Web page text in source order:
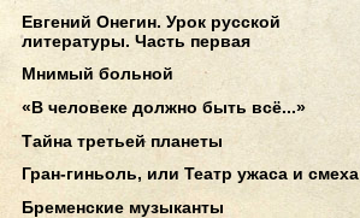
Евгений Онегин. Урок русской
литературы. Часть первая
Мнимый больной
«В человеке должно быть всё...»
Тайна третьей планеты
Гран-гиньоль, или Театр ужаса и смеха
Бременские музыканты